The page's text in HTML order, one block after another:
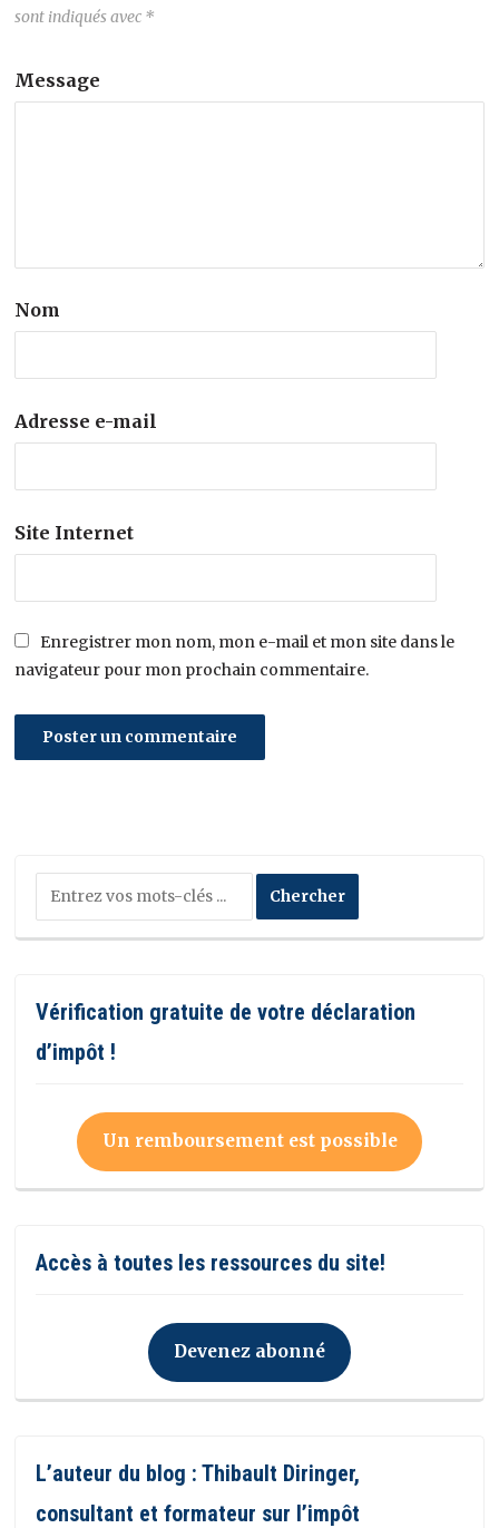
sont indiqués avec *
Message
Nom
Adresse e-mail
Site Internet
Enregistrer mon nom, mon e-mail et mon site dans le
navigateur pour mon prochain commentaire.
Vérification gratuite de votre déclaration
d’impôt !
Un remboursement est possible
Accès à toutes les ressources du site!
Devenez abonné
L’auteur du blog : Thibault Diringer,
consultant et formateur sur l’impôt